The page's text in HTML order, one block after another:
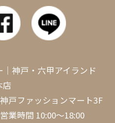
神戸・六甲アイランド
店
戸ファッションマート3F
業時間 10:00～18:00